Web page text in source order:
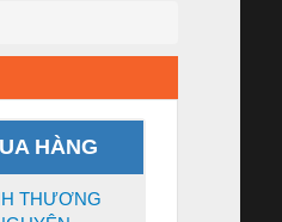
HÀNG
THƯƠNG